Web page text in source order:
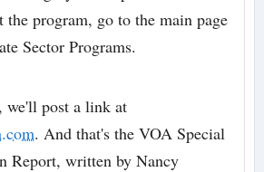
program, go to the main page
Sector Programs.
we'll post a link at
. And that's the VOA Special
Report, written by Nancy